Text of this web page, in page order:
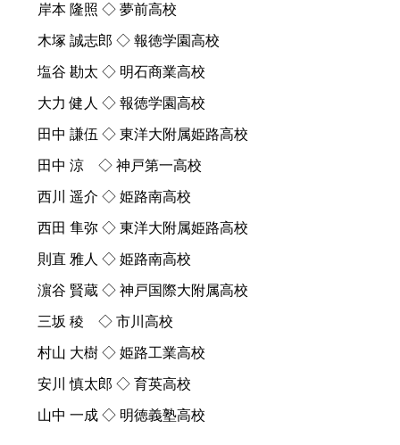
岸本 隆照 ◇ 夢前高校
木塚 誠志郎 ◇ 報徳学園高校
塩谷 勘太 ◇ 明石商業高校
大力 健人 ◇ 報徳学園高校
田中 謙伍 ◇ 東洋大附属姫路高校
田中 涼 ◇ 神戸第一高校
西川 遥介 ◇ 姫路南高校
西田 隼弥 ◇ 東洋大附属姫路高校
則直 雅人 ◇ 姫路南高校
濵谷 賢蔵 ◇ 神戸国際大附属高校
三坂 稜 ◇ 市川高校
村山 大樹 ◇ 姫路工業高校
安川 慎太郎 ◇ 育英高校
山中 一成 ◇ 明徳義塾高校